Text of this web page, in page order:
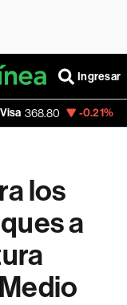
Ingresar
-0.21%
los
a